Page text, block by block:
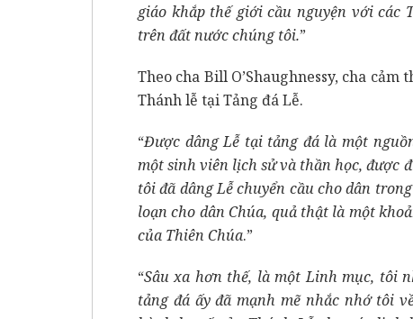
giáo khắp thế giới cầu nguyện với
trên đất nước chúng tôi.”
Theo cha Bill O’Shaughnessy, cha
Thánh lễ tại Tảng đá Lễ.
“Được dâng Lễ tại tảng đá là một
một sinh viên lịch sử và thần học,
tôi đã dâng Lễ chuyển cầu cho dân
loạn cho dân Chúa, quả thật là một
của Thiên Chúa.”
“Sâu xa hơn thế, là một Linh mục, tôi
tảng đá ấy đã mạnh mẽ nhắc nhớ tôi